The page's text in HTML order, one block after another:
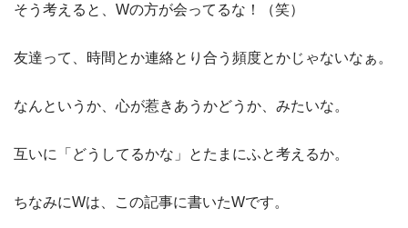
そう考えると、Wの方が会ってるな！（笑）
友達って、時間とか連絡とり合う頻度とかじゃないなぁ。
なんというか、心が惹きあうかどうか、みたいな。
互いに「どうしてるかな」とたまにふと考えるか。
ちなみにWは、この記事に書いたWです。